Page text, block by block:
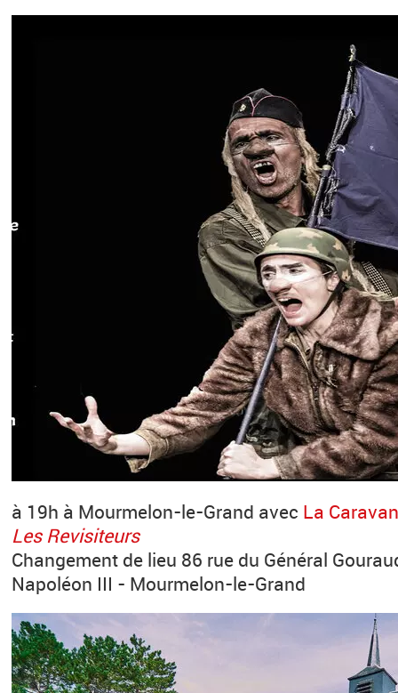
à 19h à Mourmelon-le-Grand avec La
Les Revisiteurs
Changement de lieu 86 rue du Général
Napoléon III - Mourmelon-le-Grand